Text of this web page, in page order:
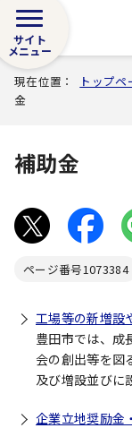
サイト
メニュー
現在位置： トップペ
金
補助金
ページ番号1073384
工場等の新増設
豊田市では、成
会の創出等を図
及び増設並びに
企業立地奨励金